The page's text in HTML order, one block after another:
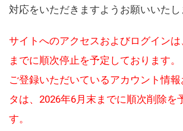
対応をいただきますようお願いいたし
サイトへのアクセスおよびログインは
までに順次停止を予定しております。
ご登録いただいているアカウント情
タは、2026年6月末までに順次削除を
す。